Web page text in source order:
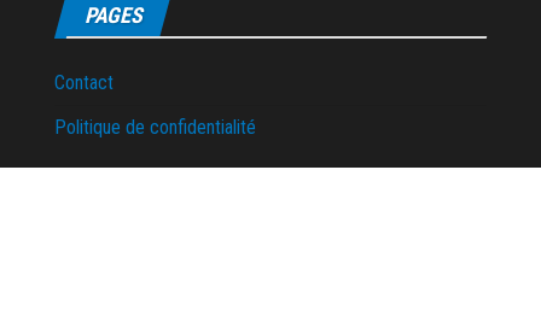
PAGES
Contact
Politique de confidentialité